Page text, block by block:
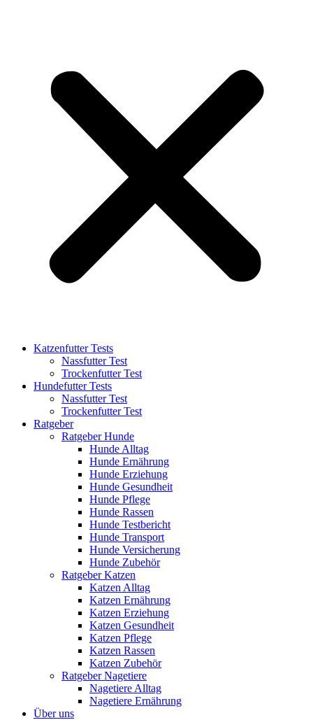
Katzenfutter Tests
Nassfutter Test
Trockenfutter Test
Hundefutter Tests
Nassfutter Test
Trockenfutter Test
Ratgeber
Ratgeber Hunde
Hunde Alltag
Hunde Ernährung
Hunde Erziehung
Hunde Gesundheit
Hunde Pflege
Hunde Rassen
Hunde Testbericht
Hunde Transport
Hunde Versicherung
Hunde Zubehör
Ratgeber Katzen
Katzen Alltag
Katzen Ernährung
Katzen Erziehung
Katzen Gesundheit
Katzen Pflege
Katzen Rassen
Katzen Zubehör
Ratgeber Nagetiere
Nagetiere Alltag
Nagetiere Ernährung
Über uns